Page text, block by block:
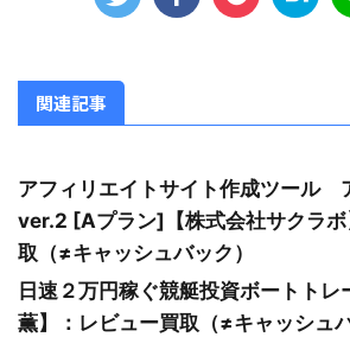
関連記事
アフィリエイトサイト作成ツール
ver.2 [Aプラン]【株式会社サクラ
取（≠キャッシュバック）
日速２万円稼ぐ競艇投資ボートトレ
薫】：レビュー買取（≠キャッシュバ